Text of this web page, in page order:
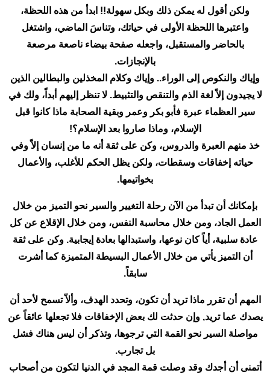
ولكن أقول له يمكن ذلك وبكل سهولة!! ابدأ من هذه اللحظة،
واعتبرها اللحظة الأولى في حياتك، وتناسَ الماضي، واشتغل
بالحاضر والمستقبل، واجعله صفحة بيضاء ناصعة مرصعة
بالإنجازات.
وإياك والنكوص إلى الوراء.. وإياك وكلام المخذلين والبطالين الذين
لا يجيدون إلاّ لغة الذم والتنقص والتثبيط. لا تنظر إليهم أبداً، ولك في
سير العظماء عبرة فأبو بكر وعمر وبقية الصحابة ماذا كانوا قبل
الإسلام، وماذا صاروا بعد الإسلام؟!
خذ منهم العبرة والدروس، وكن على ثقة أنه ما من إنسان إلاّ وفي
حياته إخفاقات وسقطات، ولكن يظل الحكم للأغلب، والأعمال
بخواتيمها.
بإمكانك أن تبدأ من الآن رحلة التغيير والسير نحو التميز من خلال
العمل الجاد، ومن خلال محاسبة النفس، ومن خلال الإقلاع عن كل
عادة سلبية، أياً كان نوعها، واستبدالها بعادة إيجابية. وكن على ثقة
أن التميز يأتي من خلال الأعمال البسيطة المتميزة كما أشرت
سابقاً.
المهم أن تقرر ماذا تريد أن تكون، وتحدد الهدف، وألاّ تسمح لأحد أن
يصدك عما تريد, وإن حدثت لك بعض الإخفاقات فلا تجعلها عائقاً عن
مواصلة السير نحو القمة التي ترجوها، وتذكر أن ليس هناك فشل
بل تجارب.
أتمنى أن أجدك وقد وصلت قمة المجد في الدنيا لتكون من أصحاب